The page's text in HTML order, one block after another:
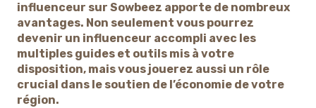
influenceur sur Sowbeez apporte de nombreux
avantages. Non seulement vous pourrez
devenir un influenceur accompli avec les
multiples guides et outils mis à votre
disposition, mais vous jouerez aussi un rôle
crucial dans le soutien de l’économie de votre
région.